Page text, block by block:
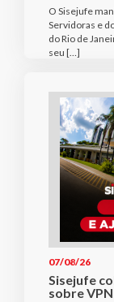
O Sisejufe
Servidoras e
do Rio de
seu […]
07/08/26
Sisejufe
sobre